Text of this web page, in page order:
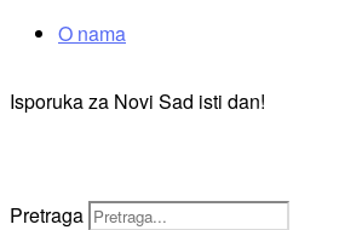
O nama
Isporuka za Novi Sad isti dan!
Pretraga